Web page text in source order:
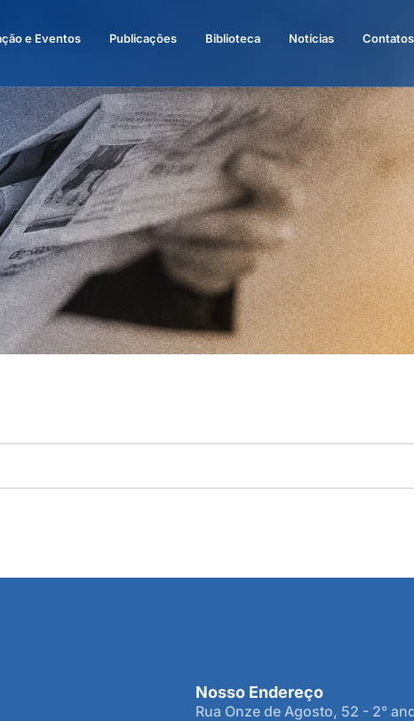
e Eventos Publicações Biblioteca Notícias Contatos
Nosso Endereço
Rua Onze de Agosto, 52 - 2°